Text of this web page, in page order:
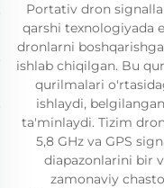
Portativ dron
qarshi texnologiyada
dronlarni
ishlab chiqilgan. Bu
qurilmalari
ishlaydi,
ta'minlaydi. Tizim
5,8 GHz va GPS
diapazonlarini bir
zamonaviy